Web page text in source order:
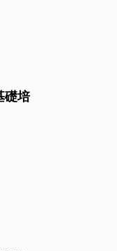
礎培